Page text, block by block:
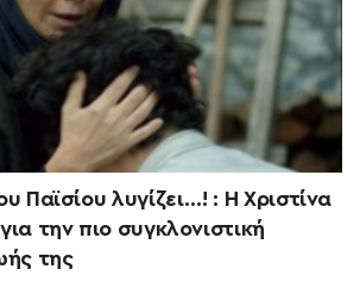
Παϊσίου λυγίζει…! : Η Χριστίνα
την πιο συγκλονιστική
της